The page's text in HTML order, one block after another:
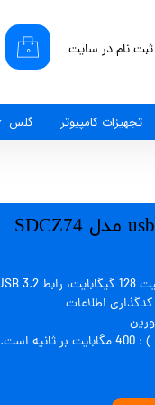
۰ ثبت نام در سایت
تجهیزات کامپیوتر گلس
کدگذاری اطلاعات
است.